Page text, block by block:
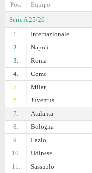
Pos.
Equipo
Serie A 25/26
1.
Internazionale
2.
Napoli
3.
Roma
4.
Como
5.
Milan
6.
Juventus
7.
Atalanta
8.
Bologna
9.
Lazio
10.
Udinese
11.
Sassuolo